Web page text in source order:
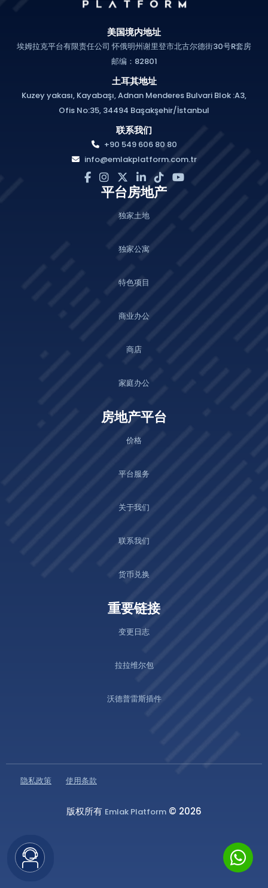
美国境内地址
埃姆拉克平台有限责任公司 怀俄明州谢里登市北古尔德街30号R套房
邮编：82801
土耳其地址
Kuzey yakası, Kayabaşı, Adnan Menderes Bulvari Blok :A3,
Ofis No:35, 34494 Başakşehir/İstanbul
联系我们
+90 549 606 80 80
info@emlakplatform.com.tr
平台房地产
独家土地
独家公寓
特色项目
商业办公
商店
家庭办公
房地产平台
价格
平台服务
关于我们
联系我们
货币兑换
重要链接
变更日志
拉拉维尔包
沃德普雷斯插件
隐私政策 使用条款
版权所有 Emlak Platform © 2026